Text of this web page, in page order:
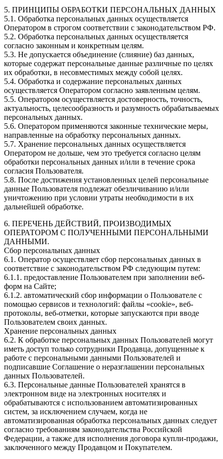
5. ПРИНЦИПЫ ОБРАБОТКИ ПЕРСОНАЛЬНЫХ ДАННЫХ
5.1. Обработка персональных данных осуществляется
Оператором в строгом соответствии с законодательством РФ.
5.2. Обработка персональных данных осуществляется
согласно законным и конкретным целям.
5.3. Не допускается объединение (слияние) баз данных,
которые содержат персональные данные различные по целях
их обработки, в несовместимых между собой целях.
5.4. Обработка и содержание персональных данных
осуществляется Оператором согласно заявленным целям.
5.5. Оператором осуществляется достоверность, точность,
актуальность, целесообразность и разумность обрабатываемых
персональных данных.
5.6. Оператором применяются законные технические меры,
направленные на обработку персональных данных.
5.7. Хранение персональных данных осуществляется
Оператором не дольше, чем это требуется согласно целям
обработки персональных данных и/или в течение срока
согласия Пользователя.
5.8. После достижения установленных целей персональные
данные Пользователя подлежат обезличиванию и/или
уничтожению при условии утраты необходимости в их
дальнейшей обработке.
6. ПЕРЕЧЕНЬ ДЕЙСТВИЙ, ПРОИЗВОДИМЫХ
ОПЕРАТОРОМ С ПОЛУЧЕННЫМИ ПЕРСОНАЛЬНЫМИ
ДАННЫМИ.
Сбор персональных данных
6.1. Оператор осуществляет сбор персональных данных в
соответствие с законодательством РФ следующим путем:
6.1.1. предоставление Пользователем при заполнении веб-
форм на Сайте;
6.1.2. автоматический сбор информации о Пользователе с
помощью сервисов и технологий: файлы «cookie», веб-
протоколы, веб-отметки, которые запускаются при вводе
Пользователем своих данных.
Хранение персональных данных
6.2. К обработке персональных данных Пользователей могут
иметь доступ только сотрудники Продавца, допущенные к
работе с персональными данными Пользователей и
подписавшие Соглашение о неразглашении персональных
данных Пользователей.
6.3. Персональные данные Пользователей хранятся в
электронном виде на электронных носителях и
обрабатываются с использованием автоматизированных
систем, за исключением случаем, когда не
автоматизированная обработка персональных данных следует
согласно требованиям законодательства Российской
Федерации, а также для исполнения договора купли-продажи,
заключенного между Продавцом и Покупателем.